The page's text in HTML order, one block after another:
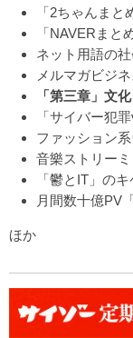
「2ちゃんま
「NAVERまと
ネット用語の
メルマガビジ
「第三章」文化
「サイバー犯
ファッション
音樂ストリー
「鬱とIT」の
月間数十億PV
ほか